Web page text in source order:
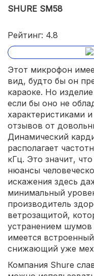
SHURE SM58
Рейтинг: 4.8
Этот микрофон
вид, будто бы он
караоке. Но
если бы оно не
характеристиками
отзывов от
Динамический
располагает
кГц. Это значит,
нюансы
искажения здесь
минимальный
производитель
ветрозащитой,
устранением
имеется
снижающий уже
Компания Shure